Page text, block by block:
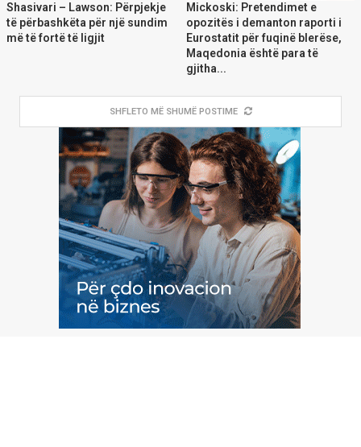
Shasivari – Lawson: Përpjekje
të përbashkëta për një sundim
më të fortë të ligjit
Mickoski: Pretendimet e
opozitës i demanton raporti i
Eurostatit për fuqinë blerëse,
Maqedonia është para të
gjitha...
SHFLETO MË SHUMË POSTIME